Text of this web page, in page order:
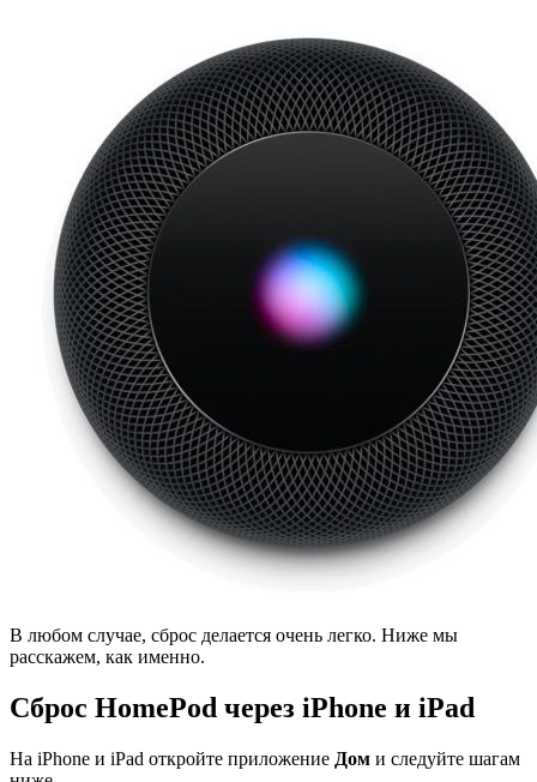
В любом случае, сброс делается очень легко. Ниже мы
расскажем, как именно.
Сброс HomePod через iPhone и iPad
На iPhone и iPad откройте приложение Дом и следуйте шагам